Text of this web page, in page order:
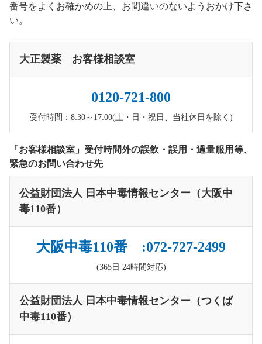
番号をよくお確かめの上、お間違いのないようおかけ下さ
い。
大正製薬 お客様相談室
0120-721-800
受付時間：8:30～17:00(土・日・祝日、当社休日を除く)
「お客様相談室」受付時間外の誤飲・誤用・過量服用等、
緊急のお問い合わせ先
公益財団法人 日本中毒情報センター（大阪中
毒110番）
大阪中毒110番 :072-727-2499
(365日 24時間対応)
公益財団法人 日本中毒情報センター（つくば
中毒110番）